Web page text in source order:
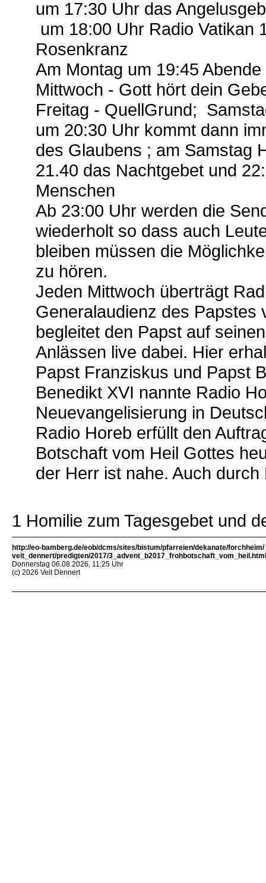
um 17:30 Uhr das
um 18:00 Uhr Radio Vatikan
Rosenkranz
Am Montag um 19:45
Mittwoch - Gott hört dein
Freitag - QuellGrund;
um 20:30 Uhr kommt dann
des Glaubens ; am Samstag
21.40 das Nachtgebet und
Menschen
Ab 23:00 Uhr werden die
wiederholt so dass auch
bleiben müssen die
zu hören.
Jeden Mittwoch überträgt
Generalaudienz des Papstes
begleitet den Papst auf
Anlässen live dabei. Hier
Papst Franziskus und Papst
Benedikt XVI nannte Radio
Neuevangelisierung in
Radio Horeb erfüllt den
Botschaft vom Heil Gottes
der Herr ist nahe. Auch durch
1 Homilie zum Tagesgebet und
http://eo-bamberg.de/eob/dcms/sites/bistum/pfarreien/dekanate/forchheim/
veit_dennert/predigten/2017/3_advent_b2017_frohbotschaft_vom_heil.html
Donnerstag 06.08.2026, 11:25 Uhr
(c) 2026 Veit Dennert